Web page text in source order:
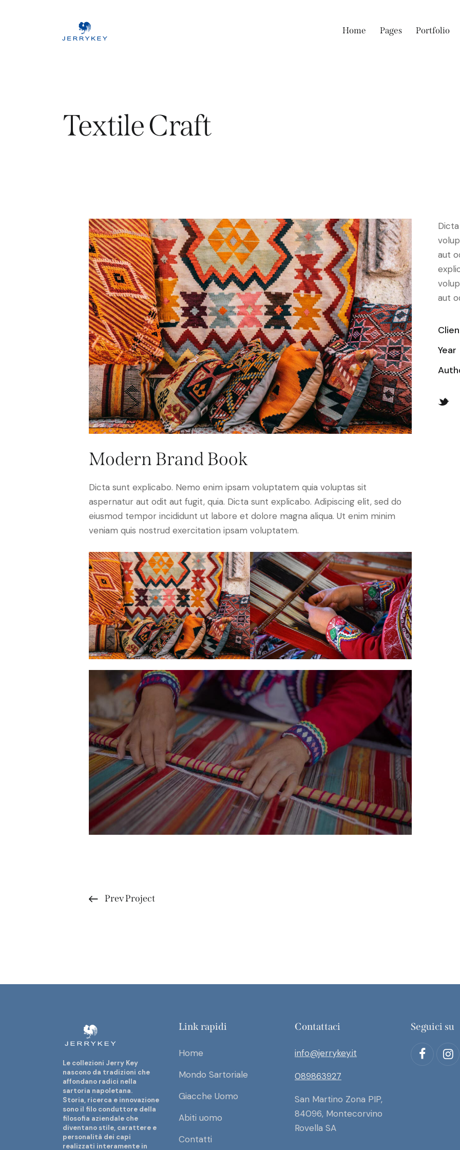
Home Pages Portfolio
Textile Craft
Modern Brand Book
Dicta sunt explicabo. Nemo enim ipsam voluptatem quia voluptas sit
aspernatur aut odit aut fugit, quia. Dicta sunt explicabo. Adipiscing elit, sed do
eiusmod tempor incididunt ut labore et dolore magna aliqua. Ut enim minim
veniam quis nostrud exercitation ipsam voluptatem.
aut
aut
Year
Prev Project
Le collezioni Jerry Key
nascono da tradizioni che
affondano radici nella
sartoria napoletana.
Storia, ricerca e innovazione
sono il filo conduttore della
filosofia aziendale che
diventano stile, carattere e
personalità dei capi
realizzati interamente in
Link rapidi
Home
Mondo Sartoriale
Giacche Uomo
Abiti uomo
Contatti
Contattaci
info@jerrykey.it
089863927
San Martino Zona PIP,
84096, Montecorvino
Rovella SA
Seguici su